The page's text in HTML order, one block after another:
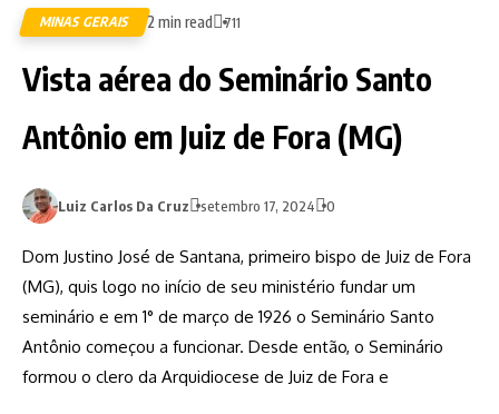
MINAS GERAIS 2 min read 711
Vista aérea do Seminário Santo
Antônio em Juiz de Fora (MG)
Luiz Carlos Da Cruz setembro 17, 2024 0
Dom Justino José de Santana, primeiro bispo de Juiz de Fora
(MG), quis logo no início de seu ministério fundar um
seminário e em 1° de março de 1926 o Seminário Santo
Antônio começou a funcionar. Desde então, o Seminário
formou o clero da Arquidiocese de Juiz de Fora e